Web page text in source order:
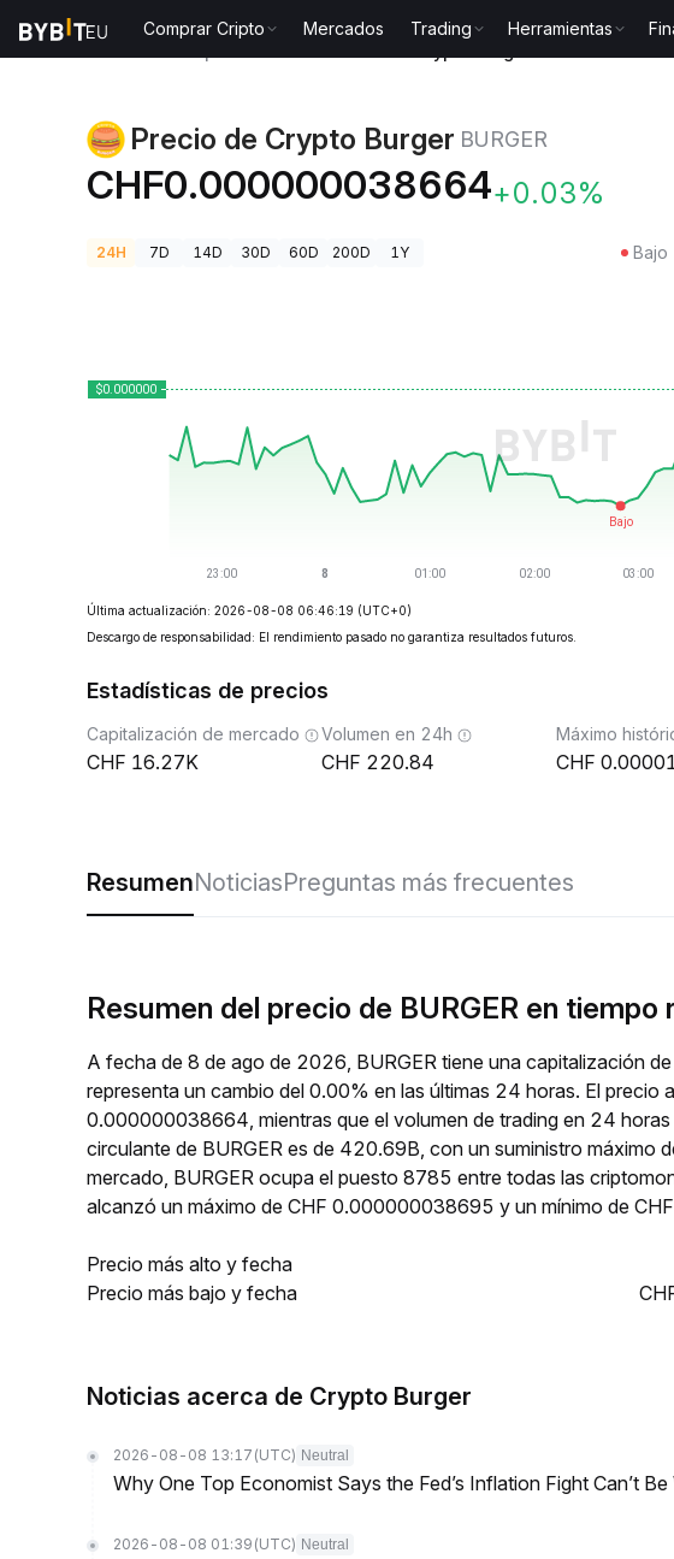
Comprar Cripto Mercados Trading Herramientas
Precio de Crypto Burger BURGER
CHF0.000000038664+0.03%
24H 7D 14D 30D 60D 200D 1Y Bajo
Última actualización: 2026-08-08 06:46:19 (UTC+0)
Descargo de responsabilidad: El rendimiento pasado no garantiza resultados futuros.
Estadísticas de precios
Capitalización de mercado
16.27K
Volumen en 24h
220.84
Máximo
ResumenNoticiasPreguntas más frecuentes
Resumen del precio de BURGER en tiempo
A fecha de 8 de ago de 2026, BURGER tiene una capitalización
representa un cambio del 0.00% en las últimas 24 horas. El precio
0.000000038664, mientras que el volumen de trading en 24
circulante de BURGER es de 420.69B, con un suministro máximo
mercado, BURGER ocupa el puesto 8785 entre todas las
alcanzó un máximo de CHF 0.000000038695 y un mínimo de
Precio más alto y fecha
Precio más bajo y fecha
Noticias acerca de Crypto Burger
2026-08-08 13:17 (UTC) Neutral
Why One Top Economist Says the Fed’s Inflation Fight Can’t
2026-08-08 01:39 (UTC) Neutral